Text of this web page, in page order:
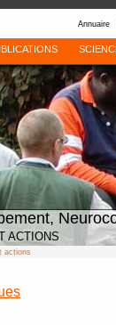
Annuaire
ACTIONS
actions